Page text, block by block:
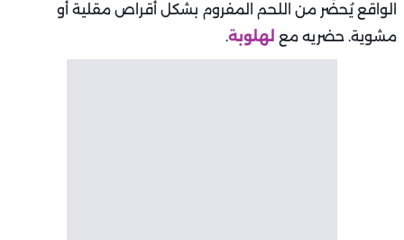
الواقع يُحضّر من اللحم المفروم بشكل أقراص مقلية أو
مشوية. حضريه مع لهلوبة.